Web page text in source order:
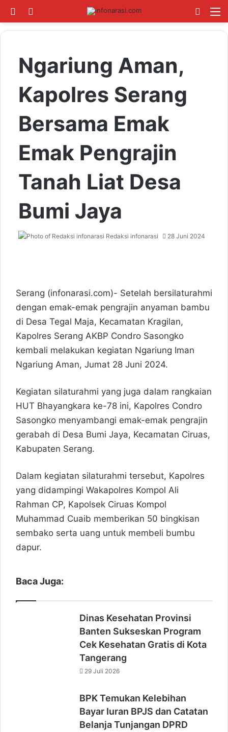
Switch skin Cari
Ngariung Aman,
Kapolres Serang
Bersama Emak
Emak Pengrajin
Tanah Liat Desa
Bumi Jaya
Redaksi infonarasi 28 Juni 2024
Serang (infonarasi.com)- Setelah bersilaturahmi
dengan emak-emak pengrajin anyaman bambu
di Desa Tegal Maja, Kecamatan Kragilan,
Kapolres Serang AKBP Condro Sasongko
kembali melakukan kegiatan Ngariung Iman
Ngariung Aman, Jumat 28 Juni 2024.
Kegiatan silaturahmi yang juga dalam rangkaian
HUT Bhayangkara ke-78 ini, Kapolres Condro
Sasongko menyambangi emak-emak pengrajin
gerabah di Desa Bumi Jaya, Kecamatan Ciruas,
Kabupaten Serang.
Dalam kegiatan silaturahmi tersebut, Kapolres
yang didampingi Wakapolres Kompol Ali
Rahman CP, Kapolsek Ciruas Kompol
Muhammad Cuaib memberikan 50 bingkisan
sembako serta uang untuk membeli bumbu
dapur.
Baca Juga:
Dinas Kesehatan Provinsi
Banten Sukseskan Program
Cek Kesehatan Gratis di Kota
Tangerang
29 Juli 2026
BPK Temukan Kelebihan
Bayar Iuran BPJS dan Catatan
Belanja Tunjangan DPRD